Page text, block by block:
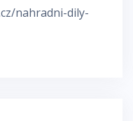
nahradni-dily-